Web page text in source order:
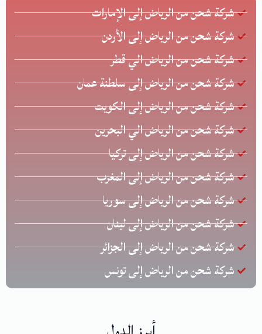
شركة شحن من الرياض إلى الإمارات
شركة شحن من الرياض إلى الأردن
شركة شحن من الرياض الي قطر
شركة شحن من الرياض إلى سلطنة عمان
شركة شحن من الرياض إلى الكويت
شركة شحن من الرياض الي البحرين
شركة شحن من الرياض إلى تركيا
شركة شحن من الرياض إلى المغرب
شركة شحن من الرياض إلى سوريا
شركة شحن من الرياض إلى لبنان
شركة شحن من الرياض إلى الجزائر
شركة شحن من الرياض إلى تونس